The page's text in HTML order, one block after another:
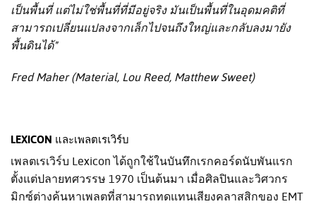
เป็นพื้นที่ แต่ไม่ใช่พื้นที่ที่มีอยู่จริง มันเป็นพื้นที่ในอุดมคติที่
สามารถเปลี่ยนแปลงจากเล็กไปจนถึงใหญ่และกลับลงมายัง
พื้นดินได้"
Fred Maher (Material, Lou Reed, Matthew Sweet)
LEXICON และเพลตเรเวิร์บ
เพลตเรเวิร์บ Lexicon ได้ถูกใช้ในบันทึกเรกคอร์ดนับพันแรก
ตั้งแต่ปลายทศวรรษ 1970 เป็นต้นมา เมื่อศิลปินและวิศวกร
มิกซ์ต่างค้นหาเพลตที่สามารถทดแทนเสียงคลาสสิกของ EMT